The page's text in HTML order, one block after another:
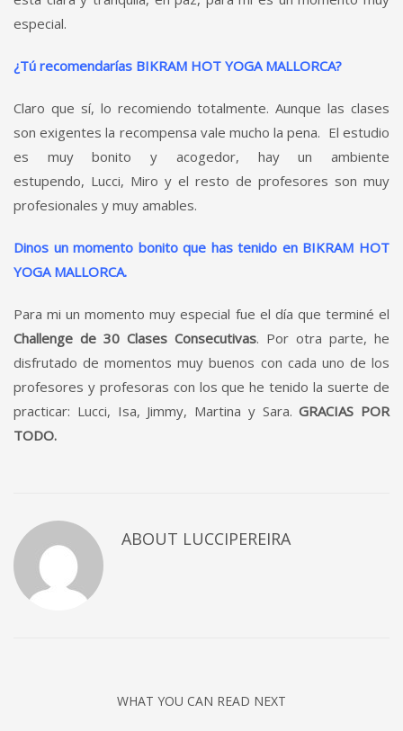
especial.
¿Tú recomendarías BIKRAM HOT YOGA MALLORCA?
Claro que sí, lo recomiendo totalmente. Aunque las clases
son exigentes la recompensa vale mucho la pena. El estudio
es muy bonito y acogedor, hay un ambiente
estupendo, Lucci, Miro y el resto de profesores son muy
profesionales y muy amables.
Dinos un momento bonito que has tenido en BIKRAM HOT
YOGA MALLORCA.
Para mi un momento muy especial fue el día que terminé el
Challenge de 30 Clases Consecutivas. Por otra parte, he
disfrutado de momentos muy buenos con cada uno de los
profesores y profesoras con los que he tenido la suerte de
practicar: Lucci, Isa, Jimmy, Martina y Sara.GRACIAS POR
TODO.
ABOUT LUCCIPEREIRA
WHAT YOU CAN READ NEXT